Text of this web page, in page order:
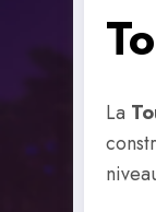
La